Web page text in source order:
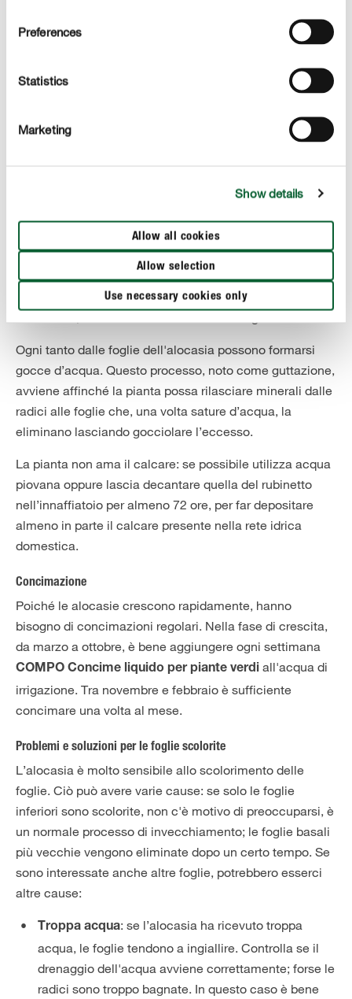
Preferences
Statistics
Marketing
Show details
Allow all cookies
Allow selection
Use necessary cookies only
Le alocasie raccolgono e conservano l'acqua nei robusti
foglie. Se innaffi troppo poco, le foglie si afflosciano. Il
terriccio dell'alocasia dovrebbe essere sempre
leggermente umido, ma non troppo fradicio. È meglio
annaffiare spesso con un po' meno acqua invece di
Ogni tanto dalle foglie dell'alocasia possono formarsi
gocce d’acqua. Questo processo, noto come guttazione,
avviene affinché la pianta possa rilasciare minerali dalle
radici alle foglie che, una volta sature d’acqua, la
eliminano lasciando gocciolare l’eccesso.
La pianta non ama il calcare: se possibile utilizza acqua
piovana oppure lascia decantare quella del rubinetto
nell’innaffiatoio per almeno 72 ore, per far depositare
almeno in parte il calcare presente nella rete idrica
domestica.
Concimazione
Poiché le alocasie crescono rapidamente, hanno
bisogno di concimazioni regolari. Nella fase di crescita,
da marzo a ottobre, è bene aggiungere ogni settimana
COMPO Concime liquido per piante verdi all'acqua di
irrigazione. Tra novembre e febbraio è sufficiente
concimare una volta al mese.
Problemi e soluzioni per le foglie scolorite
L’alocasia è molto sensibile allo scolorimento delle
foglie. Ciò può avere varie cause: se solo le foglie
inferiori sono scolorite, non c'è motivo di preoccuparsi, è
un normale processo di invecchiamento; le foglie basali
più vecchie vengono eliminate dopo un certo tempo. Se
sono interessate anche altre foglie, potrebbero esserci
altre cause:
Troppa acqua: se l’alocasia ha ricevuto troppa
acqua, le foglie tendono a ingiallire. Controlla se il
drenaggio dell'acqua avviene correttamente; forse le
radici sono troppo bagnate. In questo caso è bene